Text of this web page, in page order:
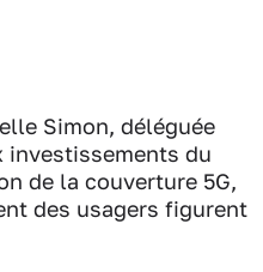
Simon, déléguée
investissements du
de la couverture 5G,
des usagers figurent